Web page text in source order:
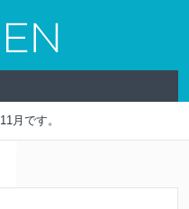
11月です。